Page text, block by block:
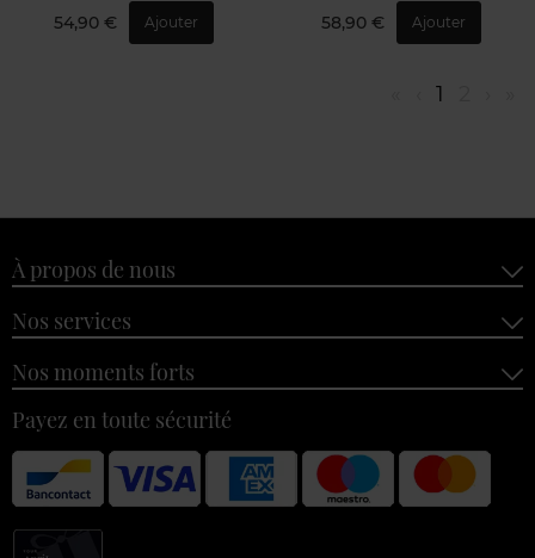
54,90 € Ajouter 58,90 € Ajouter
1
À propos de nous
Nos services
Nos moments forts
Payez en toute sécurité